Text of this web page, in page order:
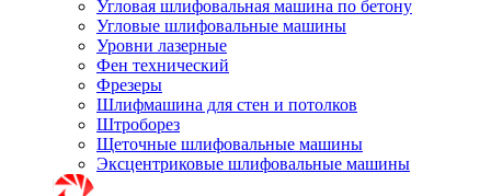
Угловая шлифовальная машина по бетону
Угловые шлифовальные машины
Уровни лазерные
Фен технический
Фрезеры
Шлифмашина для стен и потолков
Штроборез
Щеточные шлифовальные машины
Эксцентриковые шлифовальные машины